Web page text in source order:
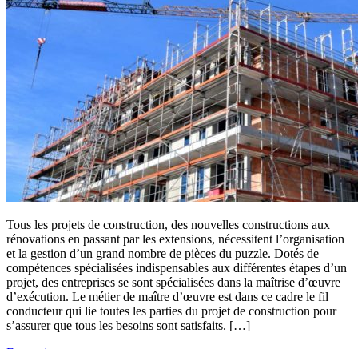
Tous les projets de construction, des nouvelles constructions aux
rénovations en passant par les extensions, nécessitent l’organisation
et la gestion d’un grand nombre de pièces du puzzle. Dotés de
compétences spécialisées indispensables aux différentes étapes d’un
projet, des entreprises se sont spécialisées dans la maîtrise d’œuvre
d’exécution. Le métier de maître d’œuvre est dans ce cadre le fil
conducteur qui lie toutes les parties du projet de construction pour
s’assurer que tous les besoins sont satisfaits. […]